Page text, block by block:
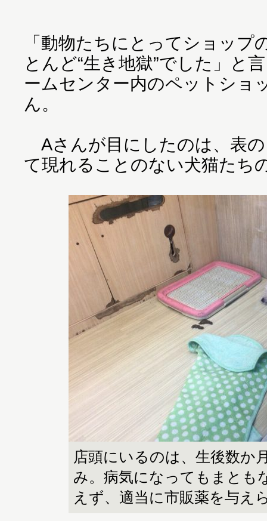
「動物たちにとってショップ
とんど“生き地獄”でした」と
ームセンター内のペットショ
ん。
Aさんが目にしたのは、表
て現れることのない犬猫たち
店頭にいるのは、生後数か
み。病気になってもまとも
えず、適当に市販薬を与え